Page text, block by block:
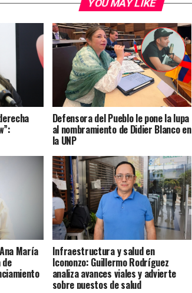
YOU MAY LIKE
Defensora del Pueblo le pone la lupa
al nombramiento de Didier Blanco en
la UNP
María Infraestructura y salud en
Icononzo: Guillermo Rodríguez
analiza avances viales y advierte
sobre puestos de salud